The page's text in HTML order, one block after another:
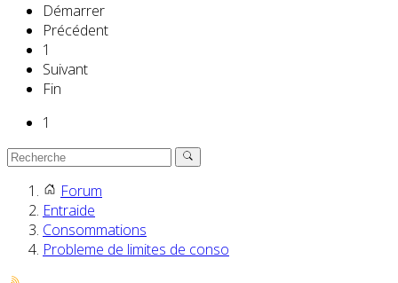
Démarrer
Précédent
1
Suivant
Fin
1
Forum
Entraide
Consommations
Probleme de limites de conso